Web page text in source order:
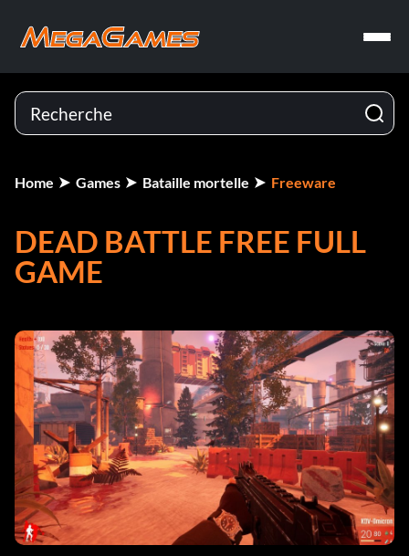
Home Games Bataille mortelle Freeware
DEAD BATTLE FREE FULL
GAME